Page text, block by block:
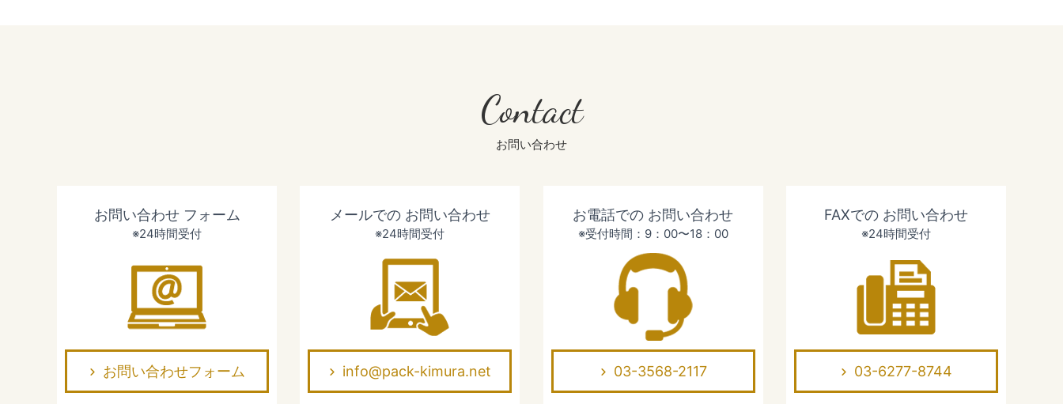
Contact
お問い合わせ
お問い合わせ フォーム
※24時間受付
お問い合わせフォーム
メールでの お問い合わせ
※24時間受付
info@pack-kimura.net
お電話での お問い合わせ
※受付時間：9：00〜18：00
03-3568-2117
FAXでの お問い合わせ
※24時間受付
03-6277-8744